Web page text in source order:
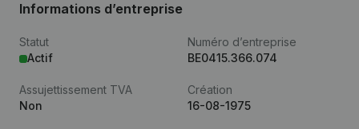
Informations d’entreprise
Statut
Actif
Numéro d’entreprise
BE0415.366.074
Assujettissement TVA
Non
Création
16-08-1975